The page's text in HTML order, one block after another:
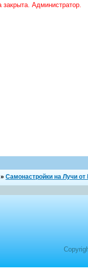
закрыта. Администратор.
» Самонастройки на Лучи от